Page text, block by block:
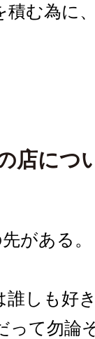
積む為に
店につ
がある。
誰しも好
って勿論